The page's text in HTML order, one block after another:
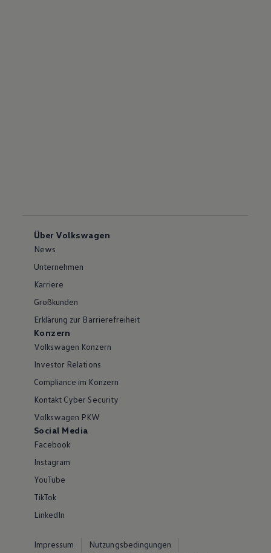
Über Volkswagen
News
Unternehmen
Karriere
Großkunden
Erklärung zur Barrierefreiheit
Konzern
Volkswagen Konzern
Investor Relations
Compliance im Konzern
Kontakt Cyber Security
Volkswagen PKW
Social Media
Facebook
Instagram
YouTube
TikTok
LinkedIn
Impressum
Nutzungsbedingungen